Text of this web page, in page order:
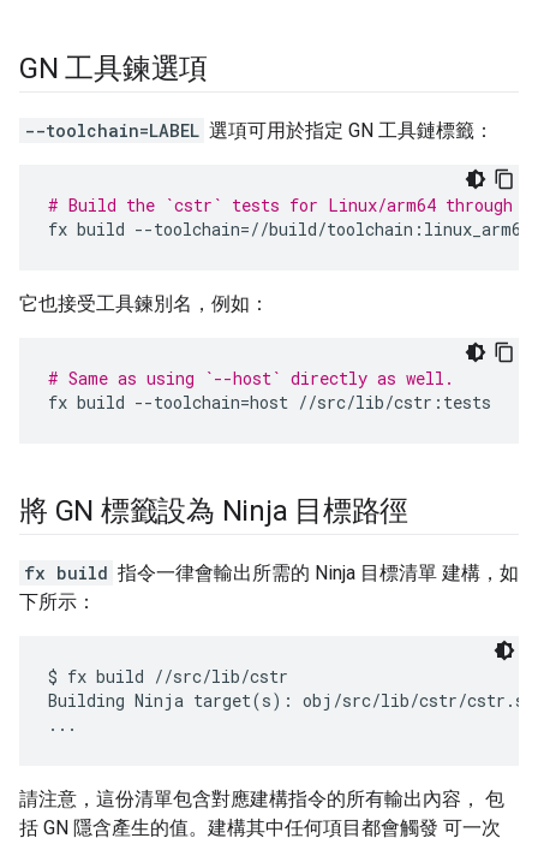
GN 工具鍊選項
--toolchain=LABEL 選項可用於指定 GN 工具鏈標籤：
# Build the `cstr` tests for Linux/arm64 through
fx build --toolchain=//build/toolchain:linux_arm64
它也接受工具鍊別名，例如：
# Same as using `--host` directly as well.
fx build --toolchain=host
將 GN 標籤設為 Ninja 目標路徑
fx build 指令一律會輸出所需的 Ninja 目標清單 建構，如
下所示：
$ fx build //src/lib/cstr
Building Ninja target(s): obj/src/lib/cstr/
請注意，這份清單包含對應建構指令的所有輸出內容， 包
括 GN 隱含產生的值。建構其中任何項目都會觸發 可一次